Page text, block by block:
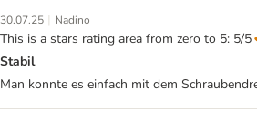
30.07.25 | Nadino
This is a stars rating area from zero to 5: 5/5
Stabil
Man konnte es einfach mit dem